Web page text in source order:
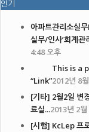
인기
아파트관리소실
실무/인사’회계관
4:48 오후
This is a
“Link”2012년 8
[기타] 2월2일 변
료실...2013년 2
[시험] KcLep 프